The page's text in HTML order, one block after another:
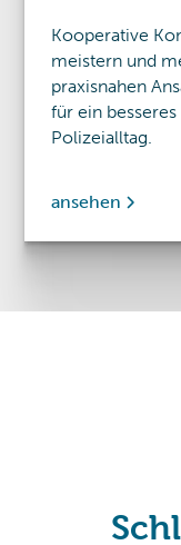
Kooperative
meistern und
praxisnahen
für ein
Polizeialltag.
ansehen